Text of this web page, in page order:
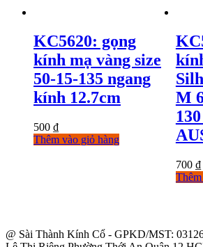
KC5620: gọng
kính mạ vàng size
50-15-135 ngang
kính 12.7cm
500 ₫
Thêm vào giỏ hàng
M
700 ₫
@ Sài Thành Kính Cổ - GPKD/MST: